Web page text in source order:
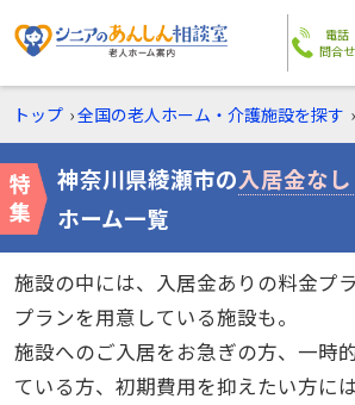
電話
問合せ
トップ ›全国の老人ホーム・介護施設を探す ›
神奈川県綾瀬市の入居金なし
ホーム一覧
施設の中には、入居金ありの料金プ
プランを用意している施設も。
施設へのご入居をお急ぎの方、一時
ている方、初期費用を抑えたい方に